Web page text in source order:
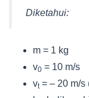
Diketahui:
m = 1 kg
v0 = 10 m/s
vt = – 20 m/s